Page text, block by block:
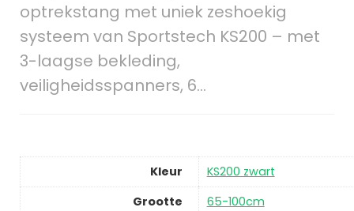
optrekstang met uniek zeshoekig
systeem van Sportstech KS200 – met
3-laagse bekleding,
veiligheidsspanners, 6…
Kleur
KS200 zwart
Grootte
65-100cm